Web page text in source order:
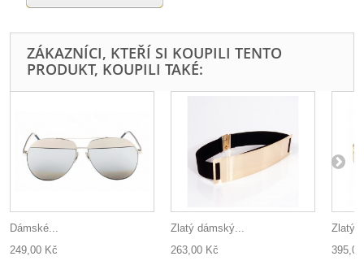
ZÁKAZNÍCI, KTEŘÍ SI KOUPILI TENTO
PRODUKT, KOUPILI TAKÉ:
Dámské...
249,00 Kč
Zlatý dámský...
263,00 Kč
Zlatý